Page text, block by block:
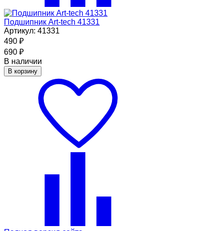
Подшипник Art-tech 41331
Артикул: 41331
490 ₽
690 ₽
В наличии
В корзину